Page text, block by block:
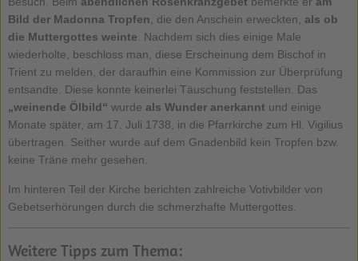
Bild der Madonna Tropfen , die den Anschein erweckten, als ob
die Muttergottes weinte . Nachdem sich dies einige Male
wiederholte, beschloss man, diese Erscheinung dem Bischof in
Trient zu melden, der daraufhin eine Kommission zur Überprüfung
entsandte. Diese konnte keinerlei Täuschung feststellen. Das
„weinende Ölbild“ wurde als Wunder anerkannt und einige
Monate später, am 17. Juli 1738, in die Pfarrkirche zum Hl. Vigilius
übertragen. Seither wurde auf dem Gnadenbild kein Tropfen bzw.
keine Träne mehr gesehen.
Im hinteren Teil der Kirche berichten zahlreiche Votivbilder von
Gebetserhörungen durch die schmerzhafte Muttergottes.
Weitere Tipps zum Thema: